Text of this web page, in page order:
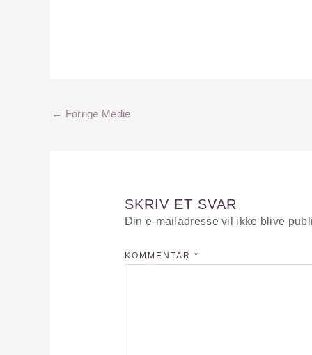
← Forrige Medie
SKRIV ET SVAR
Din e-mailadresse vil ikke blive
KOMMENTAR *